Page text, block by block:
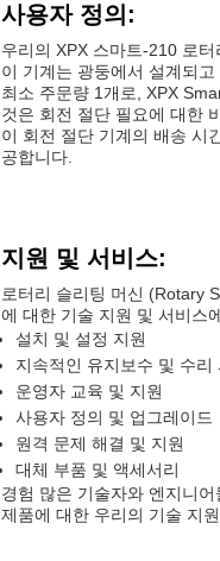
사용자 정의:
우리의 XPX 스마트-210 로
이 기계는 광둥에서 설계되
최소 주문량 1개로, XPX
것은 회전 절단 필요에 대한
이 회전 절단 기계의 배송 시
공합니다.
지원 및 서비스:
로터리 슬리팅 머신 (Rotary
에 대한 기술 지원 및 서비스
설치 및 설정 지원
지속적인 유지보수 및 수리
운영자 교육 및 지원
사용자 정의 및 업그레이드
원격 문제 해결 및 지원
대체 부품 및 액세서리
경험 많은 기술자와 엔지니
제품에 대한 우리의 기술 지